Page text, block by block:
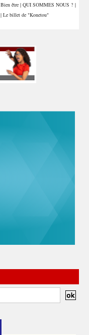
Bien être | QUI SOMMES NOUS ? |
| Le billet de "Konetou"